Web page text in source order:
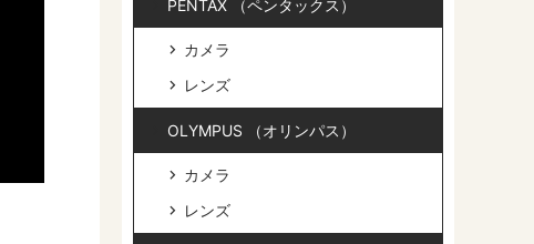
PENTAX （ペンタックス）
カメラ
レンズ
OLYMPUS （オリンパス）
カメラ
レンズ